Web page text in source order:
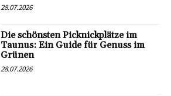
28.07.2026
Die schönsten Picknickplätze im
Taunus: Ein Guide für Genuss im
Grünen
28.07.2026